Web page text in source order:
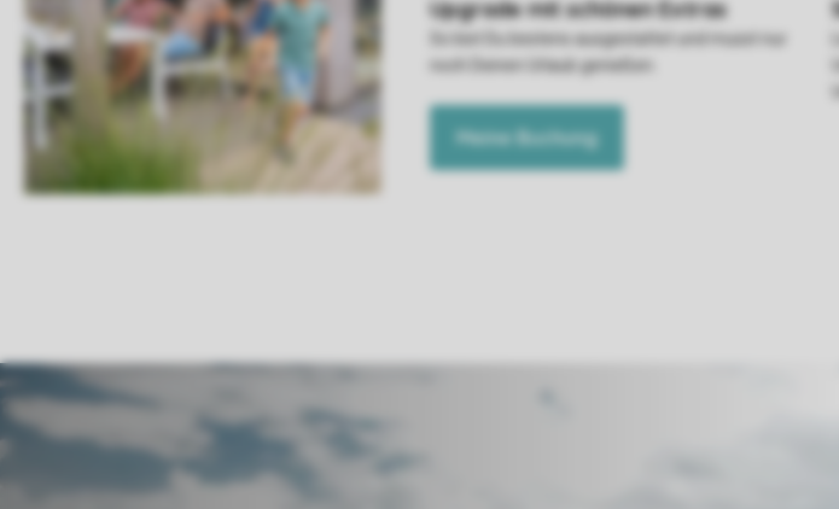
So bist Du bestens ausgestattet und musst nur
noch Deinen Urlaub genießen.
Meine Buchung